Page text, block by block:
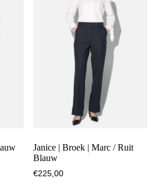
Janice | Broek | Marc / Ruit
Blauw
€225,00